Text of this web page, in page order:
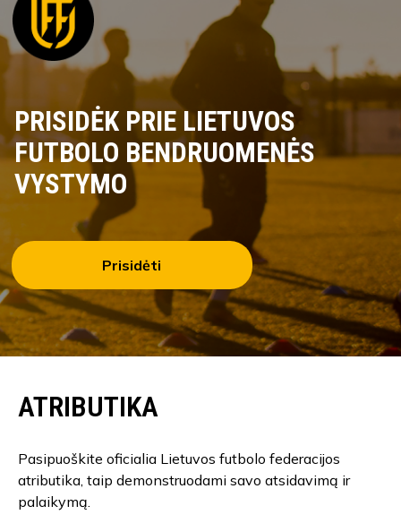
PRISIDĖK PRIE LIETUVOS
FUTBOLO BENDRUOMENĖS
VYSTYMO
Prisidėti
ATRIBUTIKA
Pasipuoškite oficialia Lietuvos futbolo federacijos
atributika, taip demonstruodami savo atsidavimą ir
palaikymą.